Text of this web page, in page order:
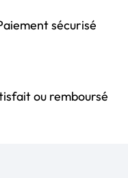
sécurisé
ou remboursé